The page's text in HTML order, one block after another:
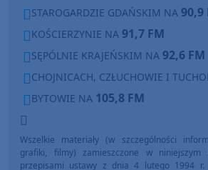
STAROGARDZIE GDAŃSKIM NA 90,9
KOŚCIERZYNIE NA 91,7 FM
SĘPÓLNIE KRAJEŃSKIM NA 92,6 FM
CHOJNICACH, CZŁUCHOWIE I
BYTOWIE NA 105,8 FM
Wszelkie materiały (w szczególności
grafiki, filmy) zamieszczone w niniejszym
przepisami ustawy z dnia 4 lutego 1994